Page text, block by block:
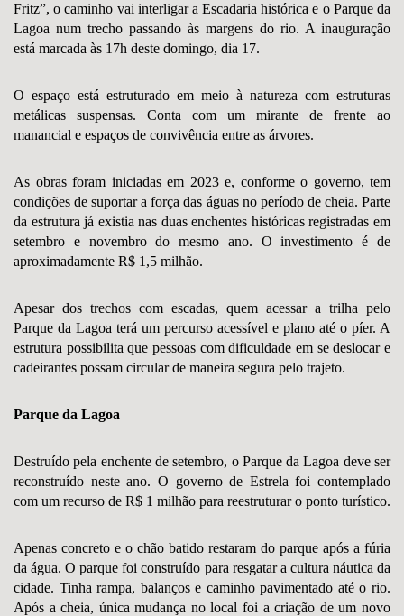
Fritz”, o caminho vai interligar a Escadaria histórica e o Parque da
Lagoa num trecho passando às margens do rio. A inauguração
está marcada às 17h deste domingo, dia 17.
O espaço está estruturado em meio à natureza com estruturas
metálicas suspensas. Conta com um mirante de frente ao
manancial e espaços de convivência entre as árvores.
As obras foram iniciadas em 2023 e, conforme o governo, tem
condições de suportar a força das águas no período de cheia. Parte
da estrutura já existia nas duas enchentes históricas registradas em
setembro e novembro do mesmo ano. O investimento é de
aproximadamente R$ 1,5 milhão.
Apesar dos trechos com escadas, quem acessar a trilha pelo
Parque da Lagoa terá um percurso acessível e plano até o píer. A
estrutura possibilita que pessoas com dificuldade em se deslocar e
cadeirantes possam circular de maneira segura pelo trajeto.
Parque da Lagoa
Destruído pela enchente de setembro, o Parque da Lagoa deve ser
reconstruído neste ano. O governo de Estrela foi contemplado
com um recurso de R$ 1 milhão para reestruturar o ponto turístico.
Apenas concreto e o chão batido restaram do parque após a fúria
da água. O parque foi construído para resgatar a cultura náutica da
cidade. Tinha rampa, balanços e caminho pavimentado até o rio.
Após a cheia, única mudança no local foi a criação de um novo